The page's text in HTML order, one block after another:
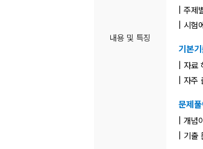
내용 및 특징
| 주
| 시
기본
| 자
| 자
문제
| 개
| 기